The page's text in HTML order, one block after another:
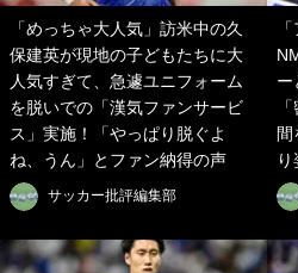
「めっちゃ大人気」訪米中の久
保建英が現地の子どもたちに大
人気すぎて、急遽ユニフォーム
を脱いでの「漢気ファンサービ
ス」実施！「やっぱり脱ぐよ
ね、うん」とファン納得の声
サッカー批評編集部
ー
間